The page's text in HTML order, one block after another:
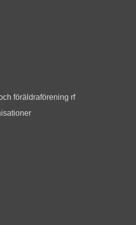
föräldraförening rf